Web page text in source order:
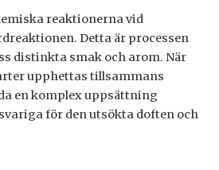
reaktionerna vid
Detta är processen
distinkta smak och arom. När
upphettas tillsammans
en komplex uppsättning
för den utsökta doften och